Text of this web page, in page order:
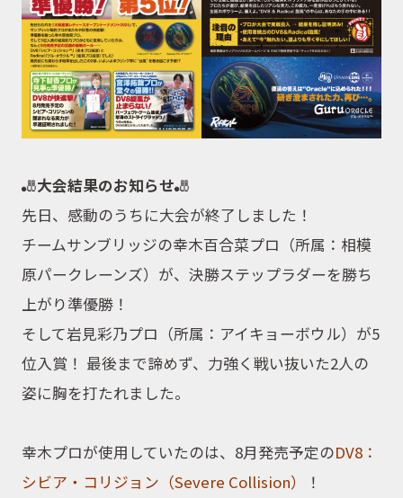
🎳大会結果のお知らせ🎳
先日、感動のうちに大会が終了しました！
チームサンブリッジの幸木百合菜プロ（所属：相模
原パークレーンズ）が、決勝ステップラダーを勝ち
上がり準優勝！
そして岩見彩乃プロ（所属：アイキョーボウル）が5
位入賞 ！ 最後まで諦めず、力強く戦い抜いた2人の
姿に胸を打たれました。
幸木プロが使用していたのは、8月発売予定のDV8：
シビア・コリジョン（Severe Collision）
！